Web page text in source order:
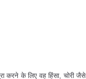
करने के लिए वह हिंसा, चोरी जैसे